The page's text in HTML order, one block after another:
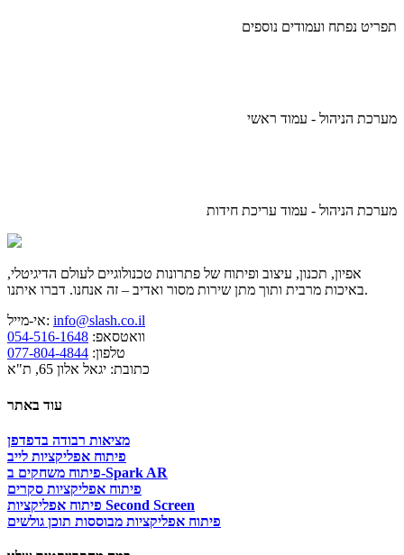
תפריט נפתח ועמודים נוספים
מערכת הניהול - עמוד ראשי
מערכת הניהול - עמוד עריכת חידות
אפיון, תכנון, עיצוב ופיתוח של פתרונות טכנולוגיים לעולם הדיגיטלי,
באיכות מרבית ותוך מתן שירות מסור ואדיב – זה אנחנו. דברו איתנו.
אי-מייל: info@slash.co.il
וואטסאפ: 054-516-1648
טלפון: 077-804-4844
כתובת: יגאל אלון 65, ת"א
עוד באתר
מציאות רבודה בדפדפן
פיתוח אפליקציות לייב
פיתוח משחקים ב-Spark AR
פיתוח אפליקציות סקרים
פיתוח אפליקציות Second Screen
פיתוח אפליקציות מבוססות תוכן גולשים